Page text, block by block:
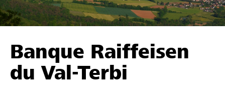
Sostenere
Aiuto & supporto
Trova progetti e organizzazioni
Banque Raiffeisen
du Val-Terbi